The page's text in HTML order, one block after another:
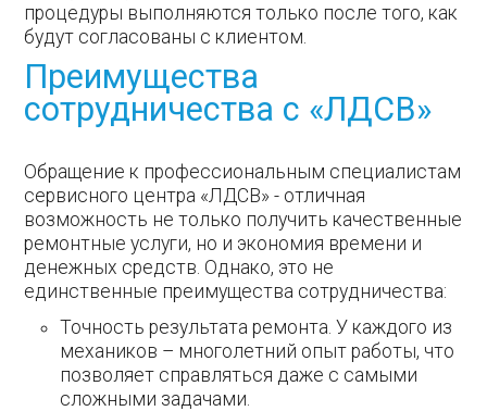
процедуры выполняются только после того, как
будут согласованы с клиентом.
Преимущества
сотрудничества с «ЛДСВ»
Обращение к профессиональным специалистам
сервисного центра «ЛДСВ» - отличная
возможность не только получить качественные
ремонтные услуги, но и экономия времени и
денежных средств. Однако, это не
единственные преимущества сотрудничества:
Точность результата ремонта. У каждого из
механиков – многолетний опыт работы, что
позволяет справляться даже с самыми
сложными задачами.